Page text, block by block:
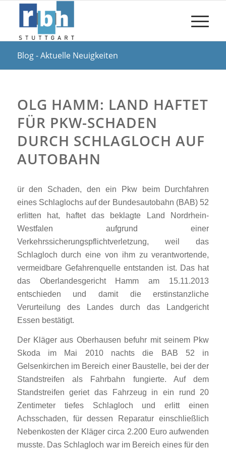
Blog - Aktuelle Neuigkeiten
OLG HAMM: LAND HAFTET
FÜR PKW-SCHADEN
DURCH SCHLAGLOCH AUF
AUTOBAHN
ür den Schaden, den ein Pkw beim Durchfahren
eines Schlaglochs auf der Bundesautobahn (BAB) 52
erlitten hat, haftet das beklagte Land Nordrhein-
Westfalen aufgrund einer
Verkehrssicherungspflichtverletzung, weil das
Schlagloch durch eine von ihm zu verantwortende,
vermeidbare Gefahrenquelle entstanden ist. Das hat
das Oberlandesgericht Hamm am 15.11.2013
entschieden und damit die erstinstanzliche
Verurteilung des Landes durch das Landgericht
Essen bestätigt.
Der Kläger aus Oberhausen befuhr mit seinem Pkw
Skoda im Mai 2010 nachts die BAB 52 in
Gelsenkirchen im Bereich einer Baustelle, bei der der
Standstreifen als Fahrbahn fungierte. Auf dem
Standstreifen geriet das Fahrzeug in ein rund 20
Zentimeter tiefes Schlagloch und erlitt einen
Achsschaden, für dessen Reparatur einschließlich
Nebenkosten der Kläger circa 2.200 Euro aufwenden
musste. Das Schlagloch war im Bereich eines für den